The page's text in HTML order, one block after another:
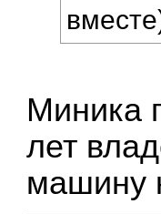
Миника
лет
машину